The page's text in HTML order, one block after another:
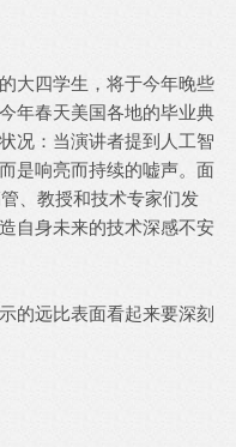
大四学生，将于今年晚些
年春天美国各地的毕业典
况：当演讲者提到人工智
是响亮而持续的嘘声。面
、教授和技术专家们发
自身未来的技术深感不安
的远比表面看起来要深刻